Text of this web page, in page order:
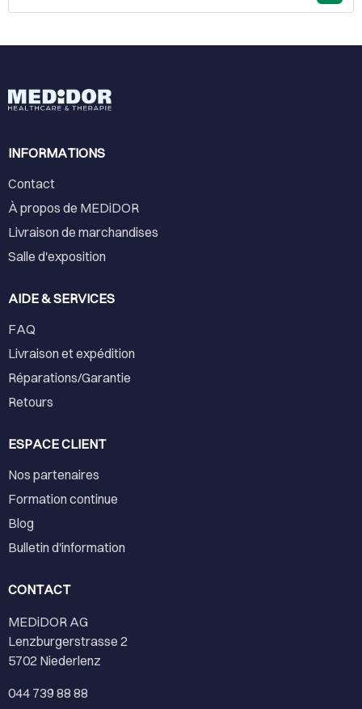
INFORMATIONS
Contact
À propos de MEDiDOR
Livraison de marchandises
Salle d'exposition
AIDE & SERVICES
FAQ
Livraison et expédition
Réparations/Garantie
Retours
ESPACE CLIENT
Nos partenaires
Formation continue
Blog
Bulletin d'information
CONTACT
MEDiDOR AG
Lenzburgerstrasse 2
5702 Niederlenz
044 739 88 88